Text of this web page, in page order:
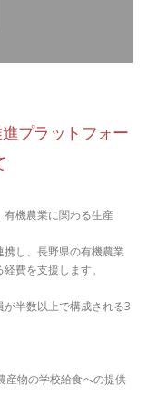
プラットフォー
機農業に関わる生産
し、長野県の有機農業
費を支援します。
半数以上で構成される3
物の学校給食への提供